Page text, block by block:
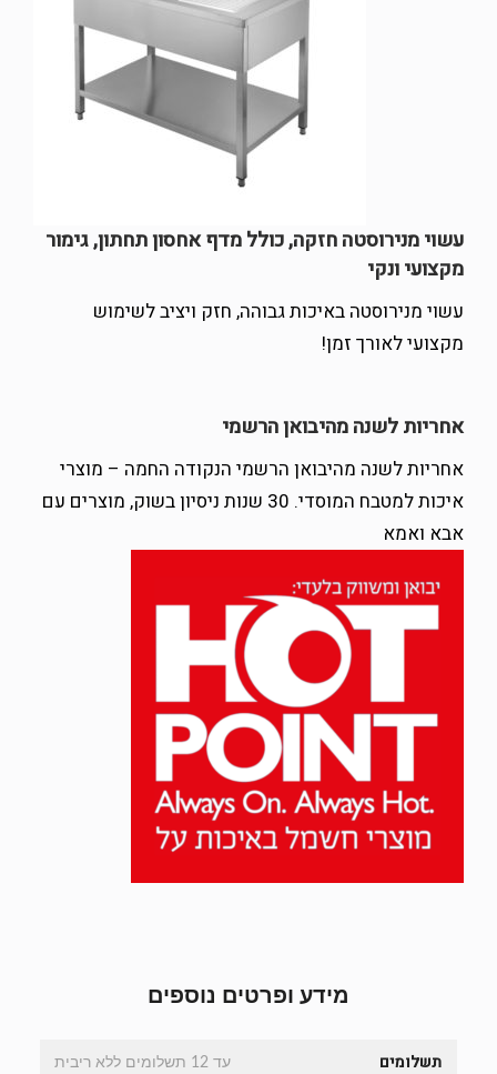
עשוי מנירוסטה חזקה, כולל מדף אחסון תחתון, גימור
מקצועי ונקי
עשוי מנירוסטה באיכות גבוהה, חזק ויציב לשימוש
מקצועי לאורך זמן!
אחריות לשנה מהיבואן הרשמי
אחריות לשנה מהיבואן הרשמי הנקודה החמה – מוצרי
איכות למטבח המוסדי. 30 שנות ניסיון בשוק, מוצרים עם
אבא ואמא
מידע ופרטים נוספים
תשלומים עד 12 תשלומים ללא ריבית